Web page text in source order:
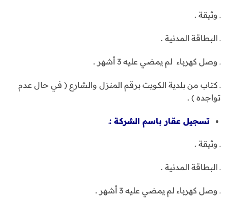
ـ وثيقة .
ـ البطاقة المدنية .
ـ وصل كهرباء لم يمضي عليه 3 أشهر .
ـ كتاب من بلدية الكويت برقم المنزل والشارع ( في حال عدم
تواجده ) .
تسجيل عقار باسم الشركة :ـ
ـ وثيقة .
ـ البطاقة المدنية .
ـ وصل كهرباء لم يمضي عليه 3 أشهر .